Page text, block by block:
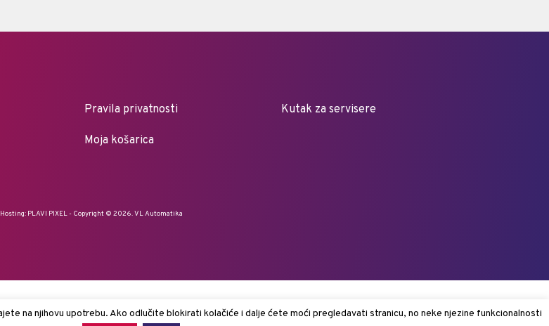
Pravila privatnosti
Moja košarica
Kutak za servisere
PLAVI PIXEL- Copyright © 2026. VL Automatika
na njihovu upotrebu. Ako odlučite blokirati kolačiće i dalje ćete moći pregledavati stranicu, no neke njezine funkcionalnosti